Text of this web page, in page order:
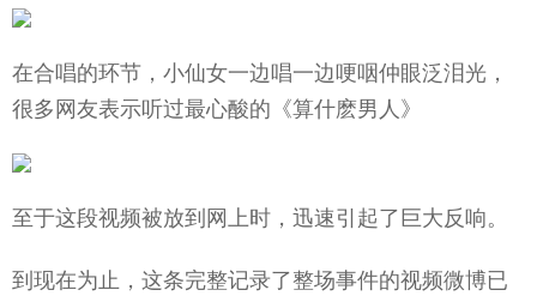
在合唱的环节，小仙女一边唱一边哽咽仲眼泛泪光，
很多网友表示听过最心酸的《算什麽男人》
至于这段视频被放到网上时，迅速引起了巨大反响。
到现在为止，这条完整记录了整场事件的视频微博已